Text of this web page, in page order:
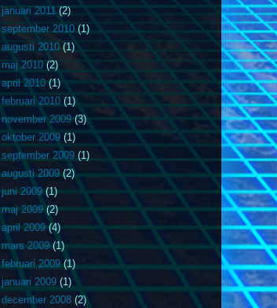
januari 2011(2)
september 2010(1)
augusti 2010(1)
maj 2010(2)
april 2010(1)
februari 2010(1)
november 2009(3)
oktober 2009(1)
september 2009(1)
augusti 2009(2)
juni 2009(1)
maj 2009(2)
april 2009(4)
mars 2009(1)
februari 2009(1)
januari 2009(1)
december 2008(2)